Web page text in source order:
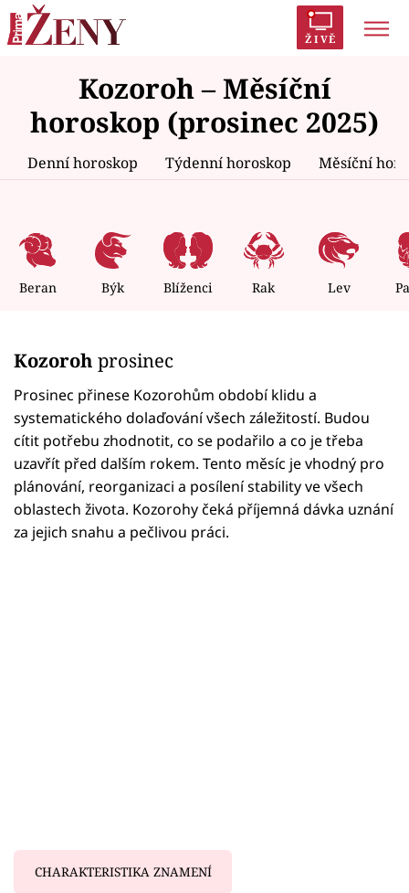
ŽIVĚ
Polabí Inspekce Prostřeno!
AYTO?
Módní alarm
Zrádci Proměny
Témata
Celebrity
Seriály
Horoskopy
Sledujte prima+
Filmový festival Karlovy Vary
Pořady
Kozoroh – Měsíční
horoskop (prosinec 2025)
Denní horoskop Týdenní horoskop Měsíční
Beran Býk Blíženci Rak Lev
Kozoroh prosinec
Prosinec přinese Kozorohům období klidu a
systematického dolaďování všech záležitostí. Budou
cítit potřebu zhodnotit, co se podařilo a co je třeba
uzavřít před dalším rokem. Tento měsíc je vhodný pro
plánování, reorganizaci a posílení stability ve všech
oblastech života. Kozorohy čeká příjemná dávka uznání
za jejich snahu a pečlivou práci.
CHARAKTERISTIKA ZNAMENÍ